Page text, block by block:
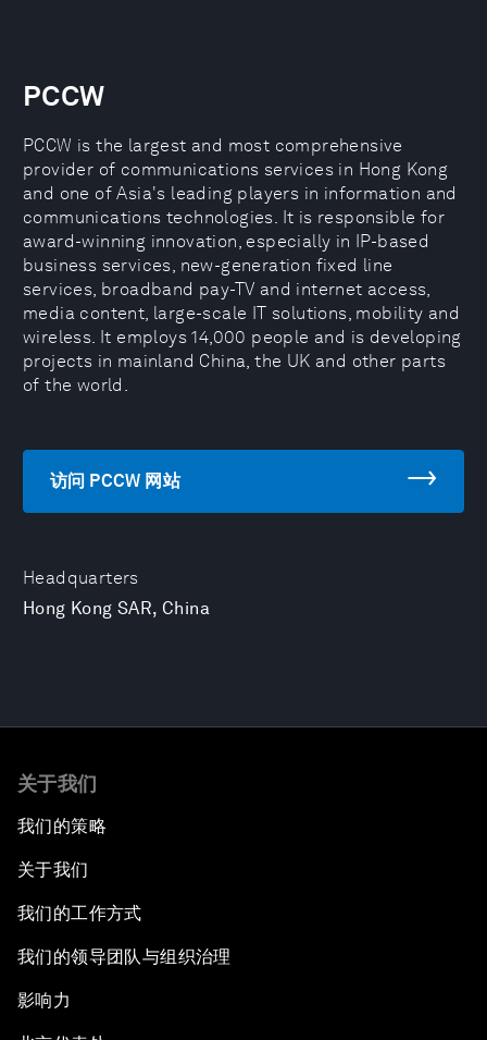
Headquarters
Hong Kong SAR, China
PCCW
PCCW is the largest and most comprehensive
provider of communications services in Hong Kong
and one of Asia's leading players in information and
communications technologies. It is responsible for
award-winning innovation, especially in IP-based
business services, new-generation fixed line
services, broadband pay-TV and internet access,
media content, large-scale IT solutions, mobility and
wireless. It employs 14,000 people and is developing
projects in mainland China, the UK and other parts
of the world.
访问 PCCW 网站
关于我们
我们的策略
关于我们
我们的工作方式
我们的领导团队与组织治理
影响力